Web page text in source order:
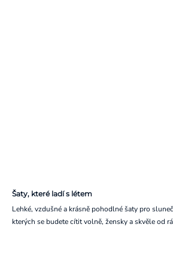
Šaty, které ladí s létem
Lehké, vzdušné a krásně pohodlné šaty pro
kterých se budete cítit volně, žensky a skvěle od